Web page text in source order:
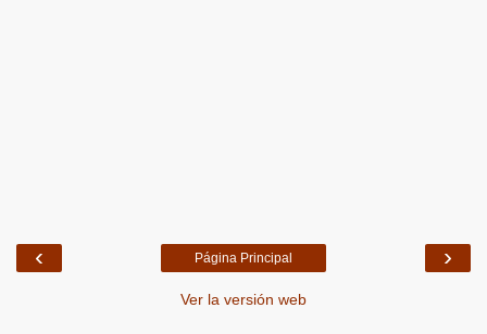
‹ ›
Página Principal
Ver la versión web